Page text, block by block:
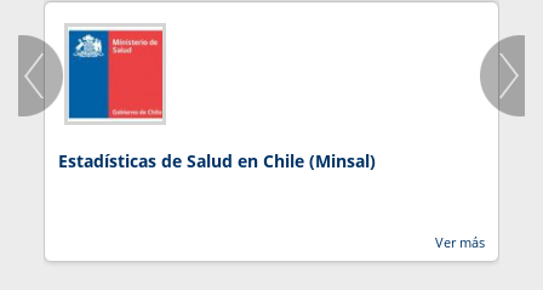
Estadísticas de Salud en Chile (Minsal)
Ver más